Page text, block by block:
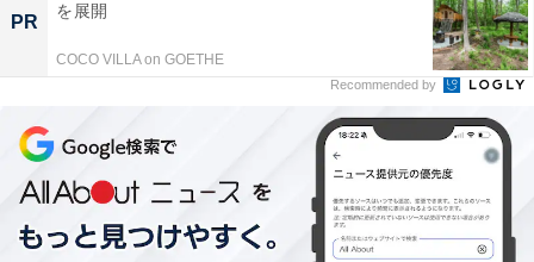
文化遺産に登録されています。
【参考サイト】
ブラジル旅行のモデルコース
リオ・デ・ジャネイロ
【関連リンク】
PR
を展開
COCO VILLA on GOETHE
Recommended by